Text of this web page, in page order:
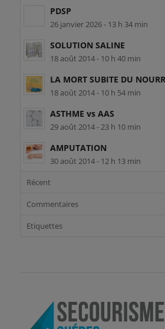
PDSP
26 janvier 2026 - 13 h 34 min
SOLUTION SALINE
18 août 2014 - 10 h 40 min
LA MORT SUBITE DU
18 août 2014 - 10 h 54 min
ASTHME vs AAS
29 août 2014 - 23 h 10 min
AMPUTATION
30 août 2014 - 12 h 13 min
Récent
Commentaires
Etiquettes